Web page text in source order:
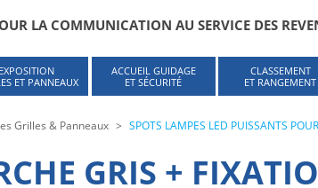
LA COMMUNICATION AU SERVICE DES
EXPOSITION
ET PANNEAUX
ACCUEIL GUIDAGE
ET SÉCURITÉ
CLASSEMENT
ET RANGEMENT
Grilles & Panneaux SPOTS LAMPES LED PUISSANTS
GRIS +